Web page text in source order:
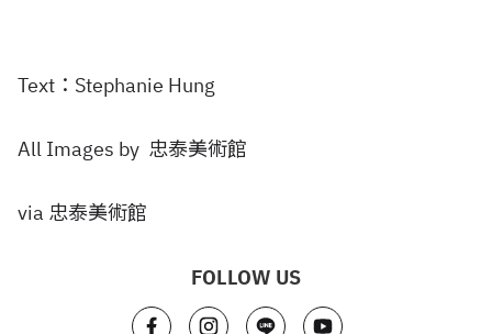
Text：Stephanie Hung
All Images by 忠泰美術館
via 忠泰美術館
FOLLOW US